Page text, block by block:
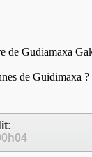
de Gudiamaxa
de Guidimaxa ?